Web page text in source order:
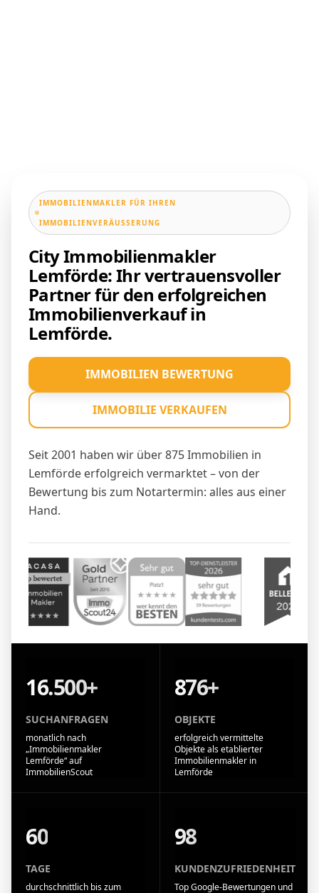
IMMOBILIENMAKLER FÜR IHREN
IMMOBILIENVERÄUSSERUNG
City Immobilienmakler
Lemförde: Ihr vertrauensvoller
Partner für den erfolgreichen
Immobilienverkauf in
Lemförde.
Seit 2001 haben wir über 875 Immobilien in
Lemförde erfolgreich vermarktet – von der
Bewertung bis zum Notartermin: alles aus einer
Hand.
IMMOBILIEN BEWERTUNG
IMMOBILIE VERKAUFEN
16.500+
SUCHANFRAGEN
monatlich nach
„Immobilienmakler
Lemförde“ auf
ImmobilienScout
876+
OBJEKTE
erfolgreich vermittelte
Objekte als etablierter
Immobilienmakler in
Lemförde
60
TAGE
durchschnittlich bis zum
98
KUNDENZUFRIEDENHEIT
Top Google-Bewertungen und